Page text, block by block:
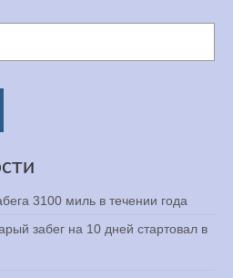
3100 миль в течении года
забег на 10 дней стартовал в